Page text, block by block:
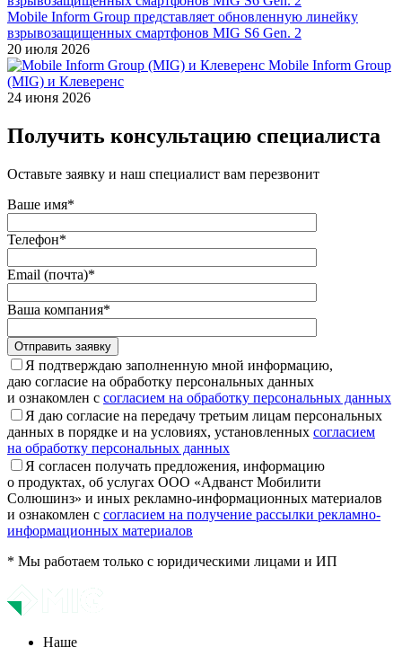
Mobile Inform Group представляет обновленную линейку
взрывозащищенных смартфонов MIG S6 Gen. 2
20 июля 2026
Mobile Inform Group
(MIG) и Клеверенс
24 июня 2026
Получить консультацию специалиста
Оставьте заявку и наш специалист вам перезвонит
Ваше имя*
Телефон*
Email (почта)*
Ваша компания*
Отправить заявку
Я подтверждаю заполненную мной информацию,
даю согласие на обработку персональных данных
и ознакомлен с согласием на обработку персональных данных
Я даю согласие на передачу третьим лицам персональных
данных в порядке и на условиях, установленных согласием
на обработку персональных данных
Я согласен получать предложения, информацию
о продуктах, об услугах ООО «Адванст Мобилити
Солюшинз» и иных рекламно-информационных материалов
и ознакомлен с согласием на получение рассылки рекламно-
информационных материалов
* Мы работаем только с юридическими лицами и ИП
Наше